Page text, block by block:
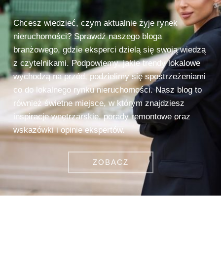
Chcesz wiedzieć, czym aktualnie żyje rynek
nieruchomości? Sprawdź naszego bloga
branżowego, gdzie eksperci dzielą się swoją wiedzą
z czytelnikami. Podpowiemy, jakie trendy lokalowe
wychodzą na przód, podzielimy się spostrzeżeniami
co do lokalnego rynku nieruchomości. Nasz blog to
również świetne miejsce, w którym znajdziesz
inspiracje wnętrzarskie, porady remontowe oraz
wskazówki i opinie ekspertów.
ZOBACZ